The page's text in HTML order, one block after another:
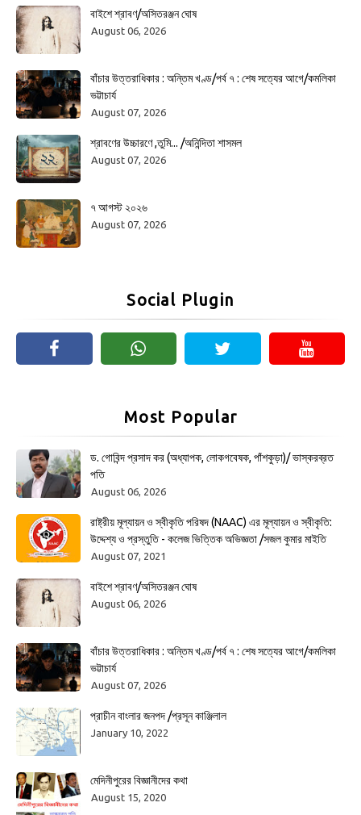
বাইশে শ্রাবণ/অসিতরঞ্জন ঘোষ
August 06, 2026
বাঁচার উত্তরাধিকার : অন্তিম খণ্ড/পর্ব ৭ : শেষ সত্যের আগে/কমলিকা
ভট্টাচার্য
August 07, 2026
শ্রাবণের উচ্চারণে ,তুমি... /অনিন্দিতা শাসমল
August 07, 2026
৭ আগস্ট ২০২৬
August 07, 2026
Social Plugin
Most Popular
ড. গোবিন্দ প্রসাদ কর (অধ্যাপক, লোকগবেষক, পাঁশকুড়া)/ ভাস্করব্রত
পতি
August 06, 2026
রাষ্ট্রীয় মূল্যায়ন ও স্বীকৃতি পরিষদ (NAAC) এর মূল্যায়ন ও স্বীকৃতি:
উদ্দেশ্য ও প্রস্তুতি - কলেজ ভিত্তিক অভিজ্ঞতা /সজল কুমার মাইতি
August 07, 2021
বাইশে শ্রাবণ/অসিতরঞ্জন ঘোষ
August 06, 2026
বাঁচার উত্তরাধিকার : অন্তিম খণ্ড/পর্ব ৭ : শেষ সত্যের আগে/কমলিকা
ভট্টাচার্য
August 07, 2026
প্রাচীন বাংলার জনপদ /প্রসূন কাঞ্জিলাল
January 10, 2022
মেদিনীপুরের বিজ্ঞানীদের কথা
August 15, 2020